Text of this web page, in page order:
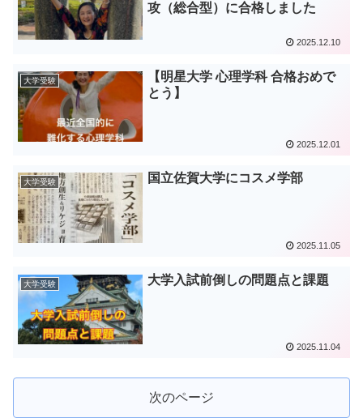
攻（総合型）に合格しました
2025.12.10
大学受験
【明星大学 心理学科 合格おめで
とう】
2025.12.01
大学受験 国立佐賀大学にコスメ学部
2025.11.05
大学受験 大学入試前倒しの問題点と課題
2025.11.04
次のページ